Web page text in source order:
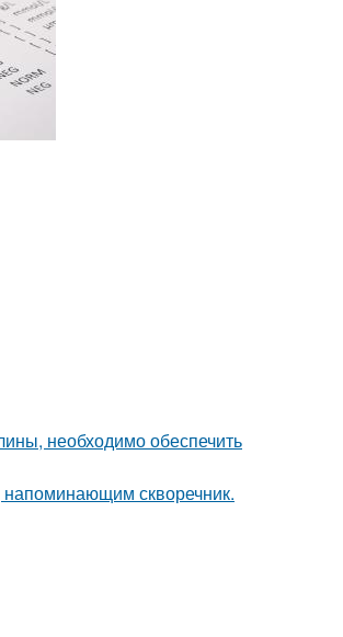
необходимо обеспечить
скворечник.